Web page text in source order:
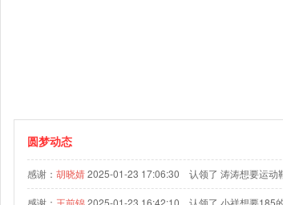
圆梦动态
感谢： 胡晓婧2025-01-23 17:06:30 认领了 涛涛想要运动